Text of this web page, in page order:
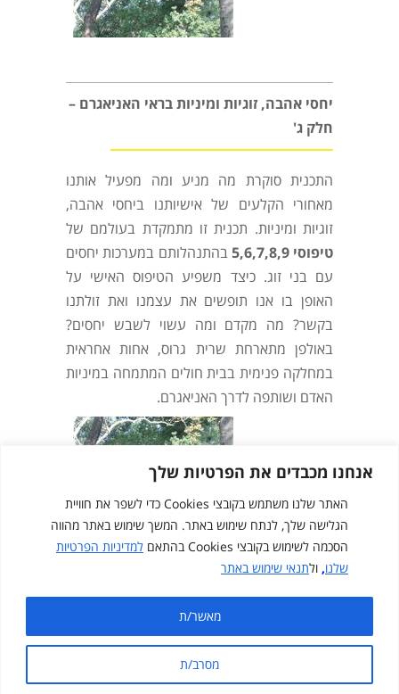
אנחנו מכבדים את הפרטיות שלך
האתר שלנו משתמש בקובצי Cookies כדי לשפר את חוויית
הגלישה שלך, לנתח שימוש באתר. המשך שימוש באתר מהווה
הסכמה לשימוש בקובצי Cookies בהתאם
למדיניות הפרטיות
שלנו, ולתנאי שימוש באתר
מסרב/ת
מאשר/ת
יחסי אהבה, זוגיות ומיניות בראי האניאגרם –
חלק ג'
התכנית סוקרת מה מניע ומה מפעיל אותנו
מאחורי הקלעים של אישיותנו ביחסי אהבה,
זוגיות ומיניות. תכנית זו מתמקדת בעולמם של
טיפוסי5,6,7,8,9בהתנהלותם במערכות יחסים
עם בני זוג. כיצד משפיע הטיפוס האישי על
האופן בו אנו תופשים את עצמנו ואת זולתנו
בקשר? מה מקדם ומה עשוי לשבש יחסים?
באולפן מתארחת שרית גרוס, אחות אחראית
במחלקה פנימית בבית חולים המתמחה במיניות
האדם ושותפה לדרך האניאגרם.
תנאי שימוש באתר